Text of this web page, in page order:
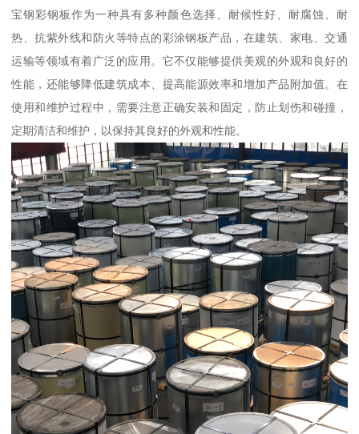
宝钢彩钢板作为一种具有多种颜色选择、耐候性好、耐腐蚀、耐
热、抗紫外线和防火等特点的彩涂钢板产品，在建筑、家电、交通
运输等领域有着广泛的应用。它不仅能够提供美观的外观和良好的
性能，还能够降低建筑成本、提高能源效率和增加产品附加值。在
使用和维护过程中，需要注意正确安装和固定，防止划伤和碰撞，
定期清洁和维护，以保持其良好的外观和性能。